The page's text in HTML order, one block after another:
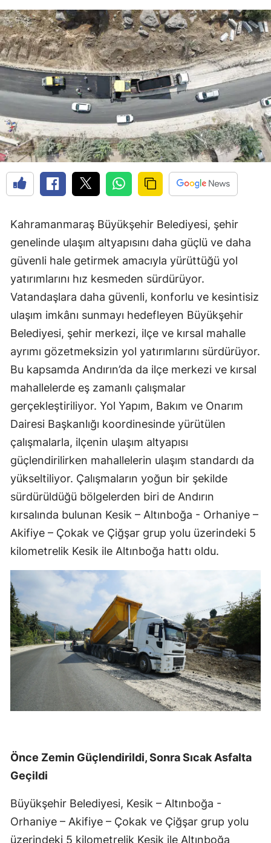
Kahramanmaraş Büyükşehir Belediyesi, şehir
genelinde ulaşım altyapısını daha güçlü ve daha
güvenli hale getirmek amacıyla yürüttüğü yol
yatırımlarını hız kesmeden sürdürüyor.
Vatandaşlara daha güvenli, konforlu ve kesintisiz
ulaşım imkânı sunmayı hedefleyen Büyükşehir
Belediyesi, şehir merkezi, ilçe ve kırsal mahalle
ayrımı gözetmeksizin yol yatırımlarını sürdürüyor.
Bu kapsamda Andırın’da da ilçe merkezi ve kırsal
mahallelerde eş zamanlı çalışmalar
gerçekleştiriliyor. Yol Yapım, Bakım ve Onarım
Dairesi Başkanlığı koordinesinde yürütülen
çalışmalarla, ilçenin ulaşım altyapısı
güçlendirilirken mahallelerin ulaşım standardı da
yükseltiliyor. Çalışmaların yoğun bir şekilde
sürdürüldüğü bölgelerden biri de Andırın
kırsalında bulunan Kesik – Altınboğa - Orhaniye –
Akifiye – Çokak ve Çiğşar grup yolu üzerindeki 5
kilometrelik Kesik ile Altınboğa hattı oldu.
Önce Zemin Güçlendirildi, Sonra Sıcak Asfalta
Geçildi
Büyükşehir Belediyesi, Kesik – Altınboğa -
Orhaniye – Akifiye – Çokak ve Çiğşar grup yolu
üzerindeki 5 kilometrelik Kesik ile Altınboğa